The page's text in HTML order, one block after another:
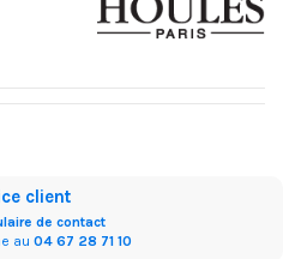
client
de contact
au 04 67 28 71 10